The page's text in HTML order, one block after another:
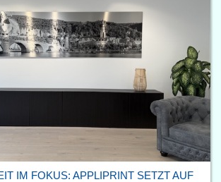
IM FOKUS: APPLIPRINT SETZT AUF